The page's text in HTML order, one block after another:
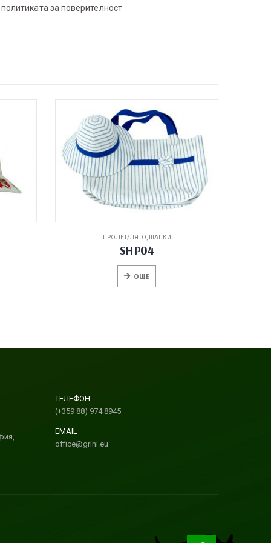
политиката за поверителност
ПРОЛЕТ/ЛЯТО ШАПКИ
SHP04
ОЩЕ
ТЕЛЕФОН
(+359 88) 974 8945
EMAIL
office@grini.eu